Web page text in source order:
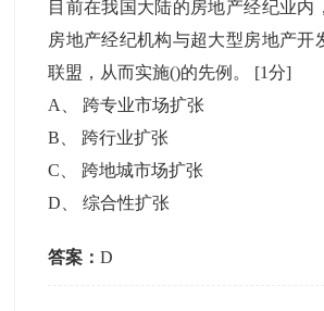
目前在我国大陆的房地产经纪业内
房地产经纪机构与超大型房地产开
联盟，从而实施()的先例。 [1分]
A
跨专业市场扩张
B
跨行业扩张
C
跨地城市场扩张
D 、综合性扩张
答案：D